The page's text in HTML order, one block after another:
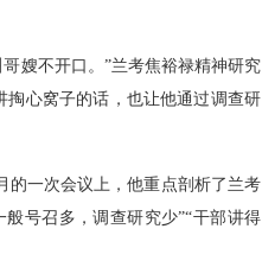
嫂不开口。”兰考焦裕禄精神研究
心窝子的话，也让他通过调查研
一次会议上，他重点剖析了兰考
号召多，调查研究少”“干部讲得